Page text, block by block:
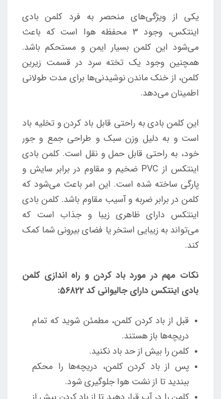
یکی از ویژگی‌های منحصر به فرد کلمن بادی
اینتکس، وجود 3 محفظه هوا است که باعث
می‌شود این کلمن بسیار ایمن و مستحکم باشد.
همچنین وجود یک تخته سرد در قسمت زیرین
کلمن، از خنک ماندن نوشیدنی‌ها برای مدت طولانی
اطمینان می‌دهد.
این کلمن بادی به راحتی قابل باد کردن و تخلیه باد
است و به دلیل وزن سبک و طراحی جمع و جور
خود، به راحتی قابل حمل و نقل است. کلمن بادی
اینتکس از PVC ضخیم و مقاوم در برابر سایش و
پارگی ساخته شده است. این امر باعث می‌شود که
کلمن در برابر ضربه و آسیب مقاوم باشد. کلمن بادی
اینتکس دارای ظاهری زیبا و جذاب است که
می‌تواند به زیبایی استخر یا فضای بیرونی شما کمک
کند.
نکات مهم در مورد باد کردن و راه اندازی کلمن
بادی اینتکس دارای جالیوانی کد 56822:
قبل از باد کردن کلمن، مطمئن شوید که تمام
دریچه‌ها باز هستند.
کلمن را بیش از حد باد نکنید.
پس از باد کردن کلمن، دریچه‌ها را محکم
ببندید تا از نشت هوا جلوگیری شود.